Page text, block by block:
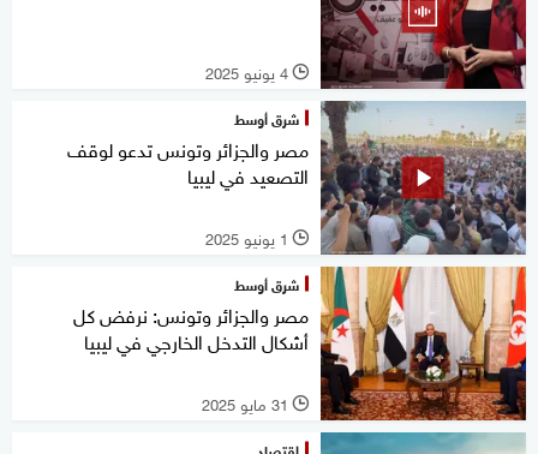
l 4 يونيو 2025
شرق أوسط
مصر والجزائر وتونس تدعو لوقف
التصعيد في ليبيا
l 1 يونيو 2025
شرق أوسط
مصر والجزائر وتونس: نرفض كل
أشكال التدخل الخارجي في ليبيا
l 31 مايو 2025